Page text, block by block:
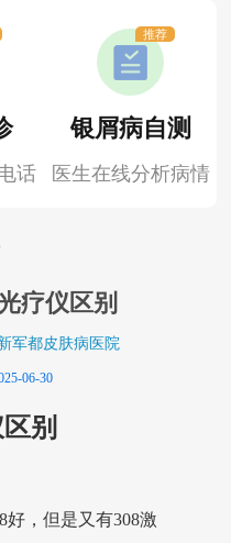
话
银屑病自测
医生在线分析病情
推荐
疗仪区别
军都皮肤病医院
06-30
别
好，但是又有308激